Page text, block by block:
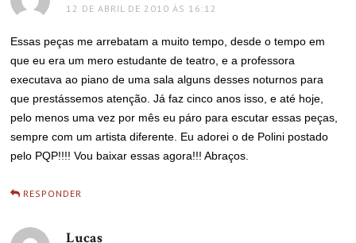
12 DE ABRIL DE 2010 ÀS 16:12
Essas peças me arrebatam a muito tempo, desde o tempo em
que eu era um mero estudante de teatro, e a professora
executava ao piano de uma sala alguns desses noturnos para
que prestássemos atenção. Já faz cinco anos isso, e até hoje,
pelo menos uma vez por mês eu páro para escutar essas peças,
sempre com um artista diferente. Eu adorei o de Polini postado
pelo PQP!!!! Vou baixar essas agora!!! Abraços.
RESPONDER
Lucas